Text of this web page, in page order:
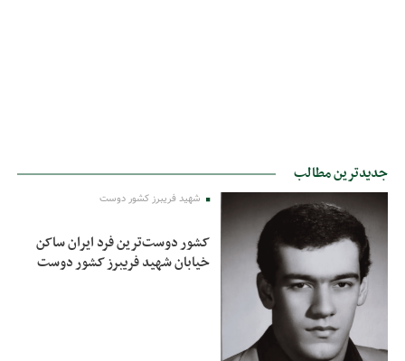
جدیدترین مطالب
شهید فریبرز کشور دوست
کشور دوست‌ترین فرد ایران ساکن
خیابان شهید فریبرز کشور دوست